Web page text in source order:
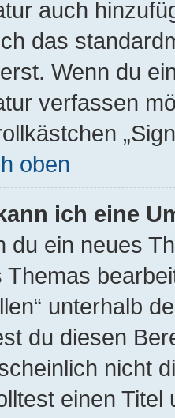
auch
das
Wenn du
verfassen
oben
ich eine
du ein neues
Themas
unterhalb
du diesen
nicht
einen